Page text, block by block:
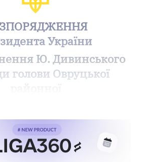
України
Ю. Дивинського
голови Овруцької